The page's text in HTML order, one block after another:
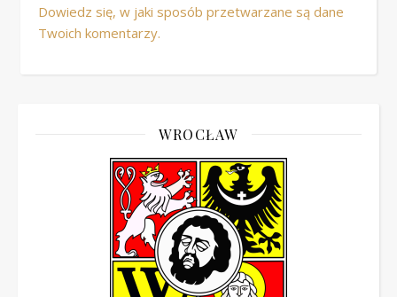
Dowiedz się, w jaki sposób przetwarzane są dane
Twoich komentarzy.
WROCŁAW